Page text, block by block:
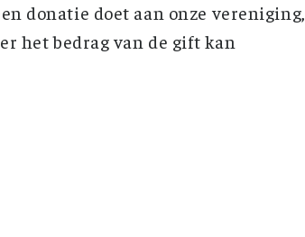
donatie doet aan onze vereniging,
het bedrag van de gift kan